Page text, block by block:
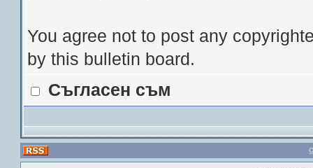
You agree not to post any
by this bulletin board.
Съгласен съм